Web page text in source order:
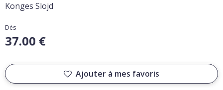
Konges Slojd
Dès
37.00 €
Ajouter à mes favoris